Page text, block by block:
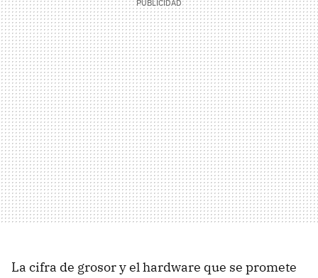
La cifra de grosor y el hardware que se promete